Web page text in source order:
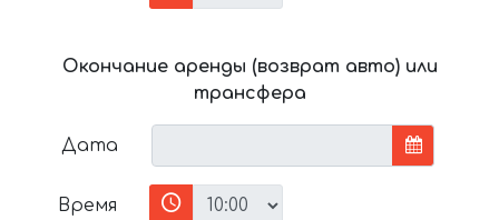
Окончание аренды (возврат авто) или
трансфера
Дата
Время